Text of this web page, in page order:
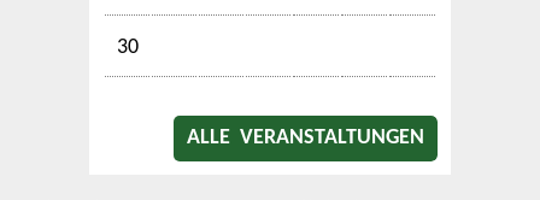
30
ALLE VERANSTALTUNGEN